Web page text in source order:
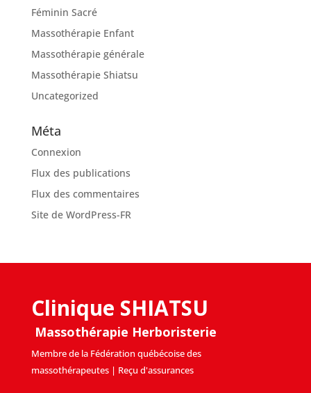
Féminin Sacré
Massothérapie Enfant
Massothérapie générale
Massothérapie Shiatsu
Uncategorized
Méta
Connexion
Flux des publications
Flux des commentaires
Site de WordPress-FR
Clinique SHIATSU
Massothérapie Herboristerie
Membre de la Fédération québécoise des
massothérapeutes | Reçu d'assurances